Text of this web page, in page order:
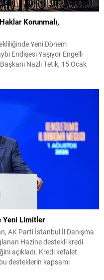
Korunmalı,
Yeni Dönem
Endişesi Yaşıyor Engelli
Nazlı Tetik, 15 Ocak
Dair Kanun’un
değişikliklerin binlerce
Yeni Limitler
AK Parti İstanbul İl Danışma
Hazine destekli kredi
açıkladı. Kredi kefalet
desteklerin kapsamı
genelgesiyle birlikte 29